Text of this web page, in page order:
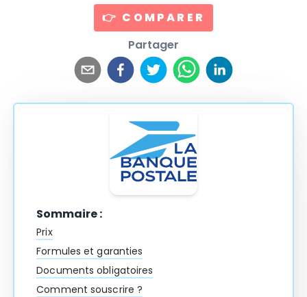
👉 COMPARER
Partager
Sommaire :
Prix
Formules et garanties
Documents obligatoires
Comment souscrire ?